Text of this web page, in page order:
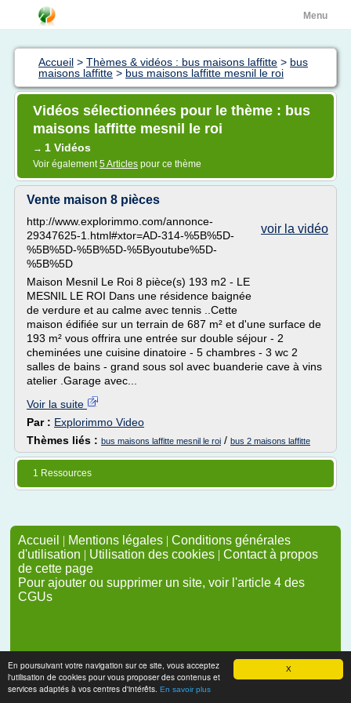
X
En poursuivant votre navigation sur ce site, vous acceptez
l'utilisation de cookies pour vous proposer des contenus et
services adaptés à vos centres d'intérêts. En savoir plus
Menu
Accueil > Thèmes & vidéos : bus maisons laffitte > bus
maisons laffitte > bus maisons laffitte mesnil le roi
Vidéos sélectionnées pour le thème : bus
maisons laffitte mesnil le roi
→ 1 Vidéos
Voir également5 Articles pour ce thème
Vente maison 8 pièces
voir la vidéo
http://www.explorimmo.com/annonce-
29347625-1.html#xtor=AD-314-%5B%5D-
%5B%5D-%5B%5D-%5Byoutube%5D-
%5B%5D
Maison Mesnil Le Roi 8 pièce(s) 193 m2 - LE
MESNIL LE ROI Dans une résidence baignée
de verdure et au calme avec tennis ..Cette
maison édifiée sur un terrain de 687 m² et d'une surface de
193 m² vous offrira une entrée sur double séjour - 2
cheminées une cuisine dinatoire - 5 chambres - 3 wc 2
salles de bains - grand sous sol avec buanderie cave à vins
atelier .Garage avec...
Voir la suite
Par : Explorimmo Video
Thèmes liés : bus maisons laffitte mesnil le roi / bus 2 maisons laffitte
1 Ressources
Accueil | Mentions légales | Conditions générales
d'utilisation | Utilisation des cookies | Contact à propos
de cette page
Pour ajouter ou supprimer un site, voir l'article 4 des
CGUs